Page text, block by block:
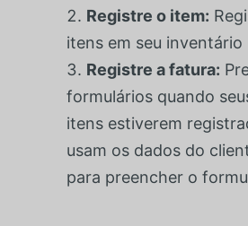
Registre o item:
itens em seu inventário
Registre a fatura:
formulários quando
itens estiverem
usam os dados do
para preencher o